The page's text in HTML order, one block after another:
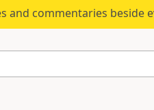
and commentaries beside